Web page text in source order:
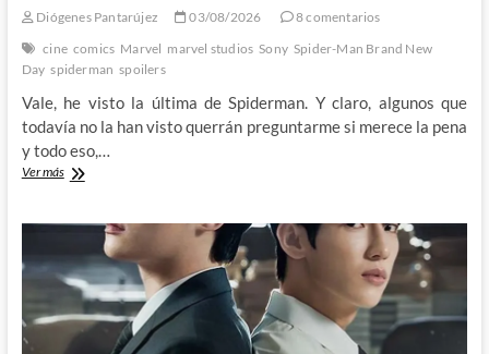
Diógenes Pantarújez 03/08/2026
8 comentarios
cine comics Marvel marvel studios Sony Spider-Man Brand New
Day spiderman spoilers
Vale, he visto la última de Spiderman. Y claro, algunos que
todavía no la han visto querrán preguntarme si merece la pena
y todo eso,…
Ver másSpider-
New
El
verdadero
caballo
de
troya